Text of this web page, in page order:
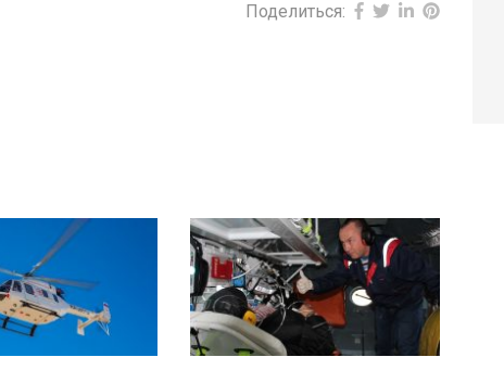
Поделиться: